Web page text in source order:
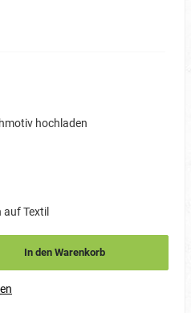
hochladen
Textil
In den Warenkorb